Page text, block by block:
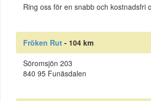
Ring oss för en snabb och kostnadsfri
Fröken Rut - 104 km
Söromsjön 203
840 95 Funäsdalen